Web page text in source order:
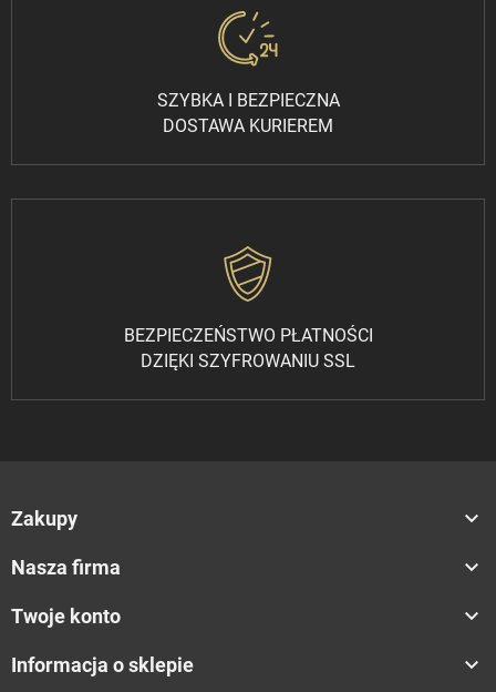
SZYBKA I BEZPIECZNA
DOSTAWA KURIEREM
BEZPIECZEŃSTWO PŁATNOŚCI
DZIĘKI SZYFROWANIU SSL
Zakupy 
Nasza firma 
Twoje konto 
Informacja o sklepie 